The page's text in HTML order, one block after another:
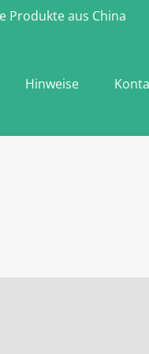
Produkte aus China
Hinweise